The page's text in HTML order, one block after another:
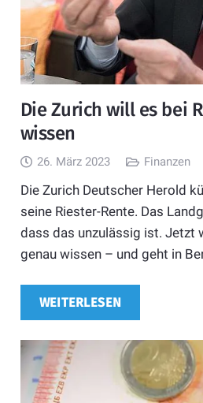
Die Zurich will es bei
wissen
26. März 2023 Finanzen
Die Zurich Deutscher Herold
seine Riester-Rente. Das
dass das unzulässig ist. Jetzt
genau wissen – und geht in
WEITERLESEN